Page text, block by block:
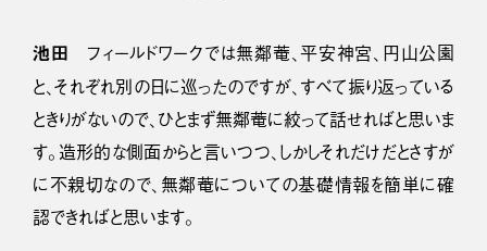
池田 フィールドワークでは無鄰菴、平安神宮、円山公園
と、それぞれ別の日に巡ったのですが、すべて振り返っている
ときりがないので、ひとまず無鄰菴に絞って話せればと思いま
す。造形的な側面からと言いつつ、しかしそれだけだとさすが
に不親切なので、無鄰菴についての基礎情報を簡単に確
認できればと思います。